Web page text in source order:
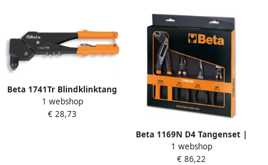
Beta 1741Tr Blindklinktang
Met Draaibare Kop
017410410
1 webshop
€ 28,73
Beta 1169N D4 Tangenset |
4-delig 011690024
1 webshop
€ 86,22